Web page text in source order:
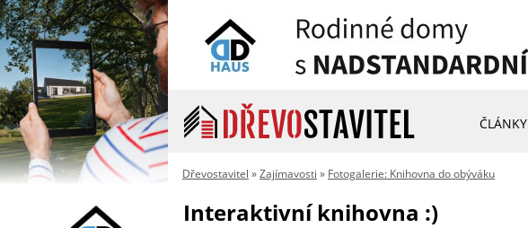
ČLÁNKY
Dřevostavitel »Zajímavosti » Fotogalerie: Knihovna do obýváku
Interaktivní knihovna :)